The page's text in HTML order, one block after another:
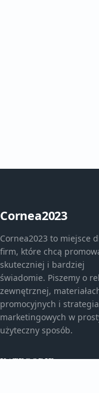
Cornea2023
Cornea2023 to miejsce
firm, które chcą
skuteczniej i bardziej
świadomie. Piszemy o
zewnętrznej,
promocyjnych i
marketingowych w
użyteczny sposób.
KATEGORIE